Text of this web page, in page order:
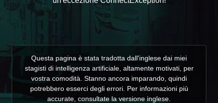
Questa pagina è stata tradotta dall'inglese dai miei
stagisti di intelligenza artificiale, altamente motivati, per
vostra comodità. Stanno ancora imparando, quindi
potrebbero esserci degli errori. Per informazioni più
accurate, consultate la versione inglese.